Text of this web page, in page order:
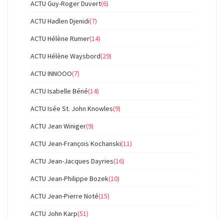
ACTU Guy-Roger Duvert(6)
ACTU Hadlen Djenidi(7)
ACTU Hélène Rumer(14)
ACTU Hélène Waysbord(29)
ACTU INNOOO(7)
ACTU Isabelle Béné(14)
ACTU Isée St. John Knowles(9)
ACTU Jean Winiger(9)
ACTU Jean-François Kochanski(11)
ACTU Jean-Jacques Dayries(16)
ACTU Jean-Philippe Bozek(10)
ACTU Jean-Pierre Noté(15)
ACTU John Karp(51)